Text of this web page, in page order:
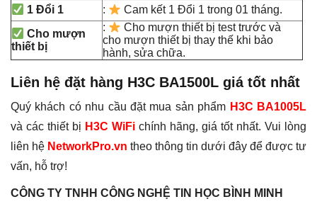
1 Đổi 1
:
Cam kết 1 Đổi 1 trong 01 tháng.
Cho mượn
thiết bị
:
Cho mượn thiết bị test trước và
cho mượn thiết bị thay thế khi bảo
hành, sửa chữa.
Liên hệ đặt hàng H3C BA1500L giá tốt nhất
Quý khách có nhu cầu đặt mua sản phẩm H3C BA1005L
và các thiết bị H3C WiFi chính hãng, giá tốt nhất. Vui lòng
liên hệ NetworkPro.vn theo thông tin dưới đây để được tư
vấn, hỗ trợ!
CÔNG TY TNHH CÔNG NGHỆ TIN HỌC BÌNH MINH